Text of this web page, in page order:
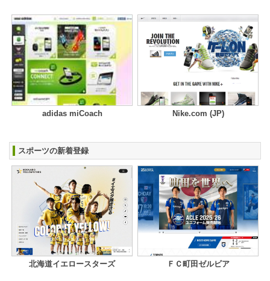
adidas miCoach Nike.com (JP)
スポーツの新着登録
北海道イエロースターズ ＦＣ町田ゼルビア